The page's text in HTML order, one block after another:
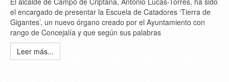
el encargado de presentar la Escuela de Catadores ‘Tierra de
Gigantes’, un nuevo órgano creado por el Ayuntamiento con
rango de Concejalía y que según sus palabras
Leer más...